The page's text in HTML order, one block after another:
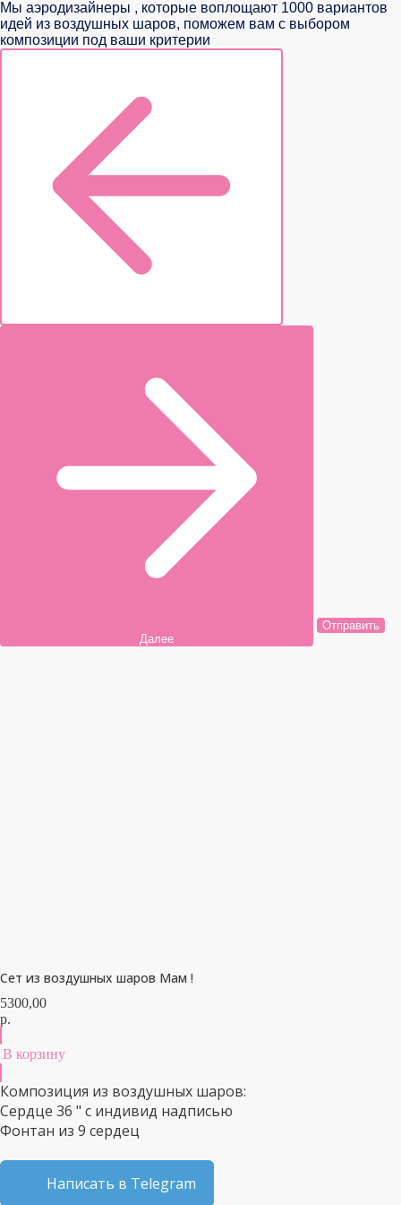
Мы аэродизайнеры , которые воплощают 1000 вариантов
идей из воздушных шаров, поможем вам с выбором
композиции под ваши критерии
Далее
Отправить
Сет из воздушных шаров Мам !
5300,00
р.
В корзину
Композиция из воздушных шаров:
Сердце 36 " с индивид надписью
Фонтан из 9 сердец
Написать в Telegram